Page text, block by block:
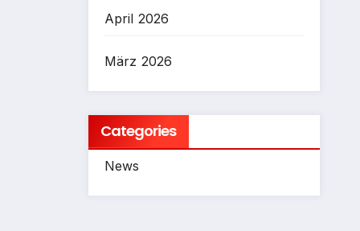
April 2026
März 2026
Categories
News